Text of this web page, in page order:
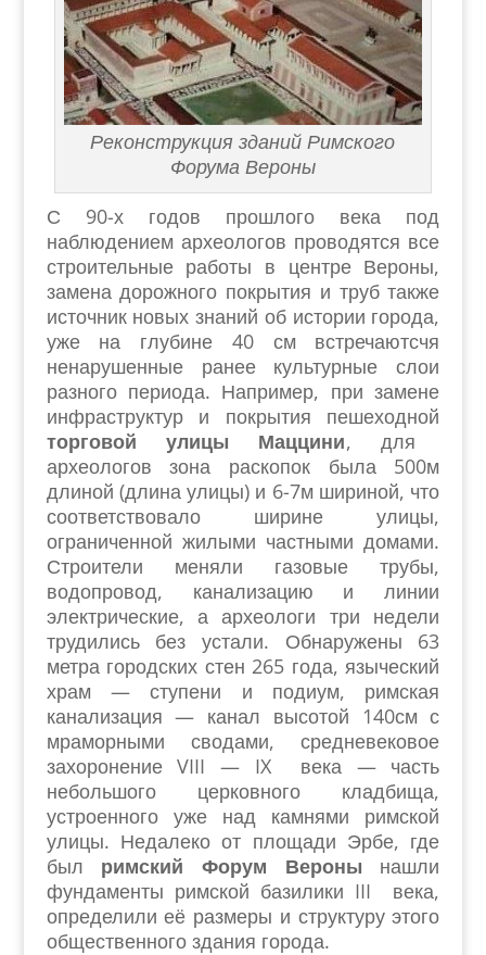
Реконструкция зданий Римского
Форума Вероны
С 90-х годов прошлого века под
наблюдением археологов проводятся все
строительные работы в центре Вероны,
замена дорожного покрытия и труб также
источник новых знаний об истории города,
уже на глубине 40 см встречаютсчя
ненарушенные ранее культурные слои
разного периода. Например, при замене
инфраструктур и покрытия пешеходной
торговой улицы Маццини, для
археологов зона раскопок была 500м
длиной (длина улицы) и 6-7м шириной, что
соответствовало ширине улицы,
ограниченной жилыми частными домами.
Строители меняли газовые трубы,
водопровод, канализацию и линии
электрические, а археологи три недели
трудились без устали. Обнаружены 63
метра городских стен 265 года, языческий
храм — ступени и подиум, римская
канализация — канал высотой 140см с
мраморными сводами, средневековое
захоронение VIII — IX века — часть
небольшого церковного кладбища,
устроенного уже над камнями римской
улицы. Недалеко от площади Эрбе, где
был римский Форум Вероны нашли
фундаменты римской базилики III века,
определили её размеры и структуру этого
общественного здания города.